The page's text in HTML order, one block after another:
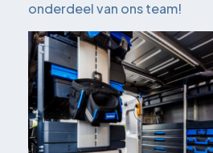
onderdeel van ons team!